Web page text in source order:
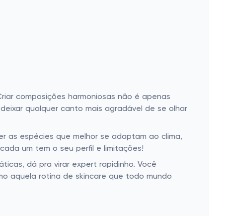
composições harmoniosas não é apenas
qualquer canto mais agradável de se olhar
as espécies que melhor se adaptam ao clima,
um tem o seu perfil e limitações!
dá pra virar expert rapidinho. Você
aquela rotina de skincare que todo mundo